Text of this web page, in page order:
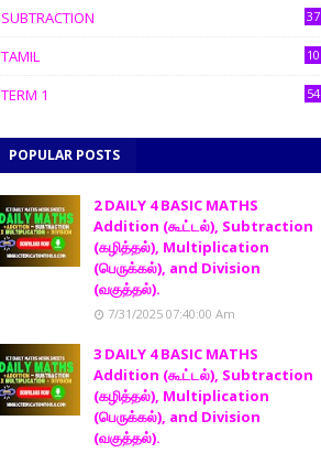
SUBTRACTION 37
TAMIL 10
TERM 1 54
POPULAR POSTS
2 DAILY 4 BASIC MATHS
Addition (கூட்டல்), Subtraction
(கழித்தல்), Multiplication
(பெருக்கல்), and Division
(வகுத்தல்).
7/31/2025 07:40:00 Am
3 DAILY 4 BASIC MATHS
Addition (கூட்டல்), Subtraction
(கழித்தல்), Multiplication
(பெருக்கல்), and Division
(வகுத்தல்).